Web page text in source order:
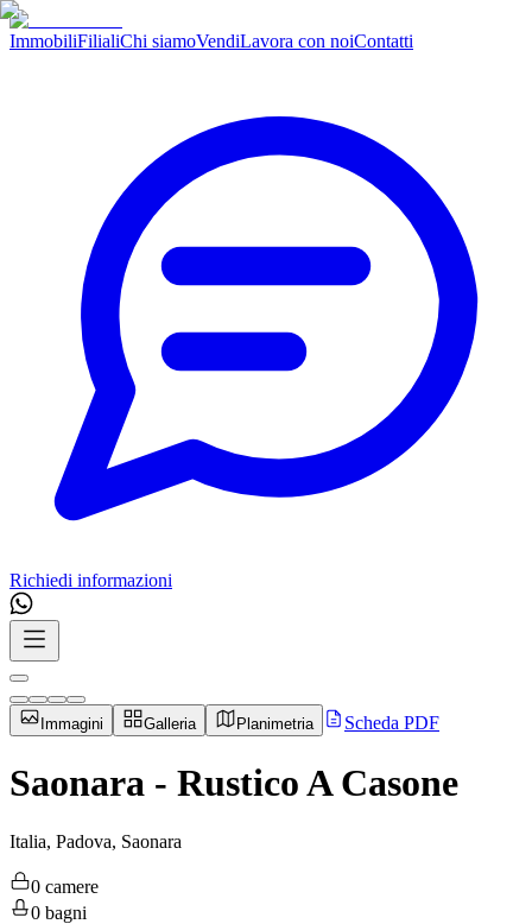
ImmobiliFilialiChi siamoVendiLavora con noiContatti
Richiedi informazioni
Immagini Galleria Planimetria Scheda PDF
Saonara - Rustico A Casone
Italia, Padova, Saonara
0 camere
0 bagni